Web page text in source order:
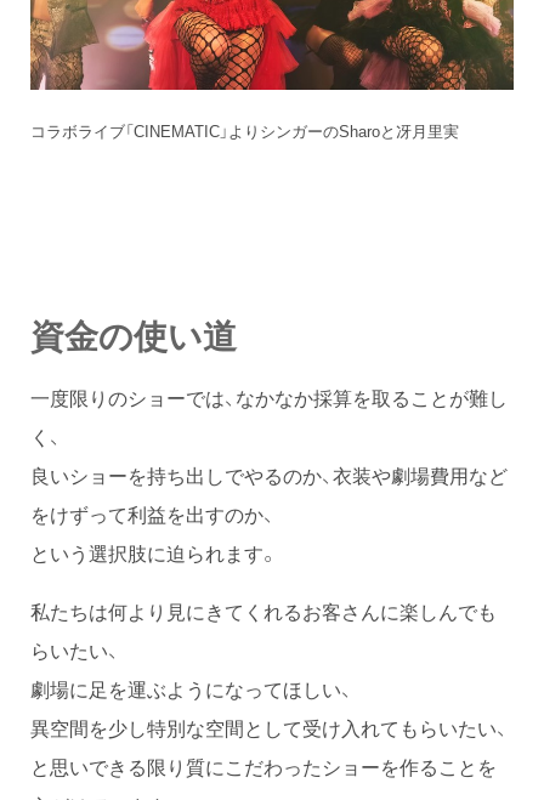
コラボライブ「CINEMATIC」よりシンガーのSharoと冴月里実
資金の使い道
一度限りのショーでは、なかなか採算を取ることが難し
く、
良いショーを持ち出しでやるのか、衣装や劇場費用など
をけずって利益を出すのか、
という選択肢に迫られます。
私たちは何より見にきてくれるお客さんに楽しんでも
らいたい、
劇場に足を運ぶようになってほしい、
異空間を少し特別な空間として受け入れてもらいたい、
と思いできる限り質にこだわったショーを作ることを